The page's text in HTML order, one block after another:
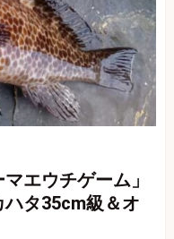
エウチゲーム」
タ35cm級＆オ